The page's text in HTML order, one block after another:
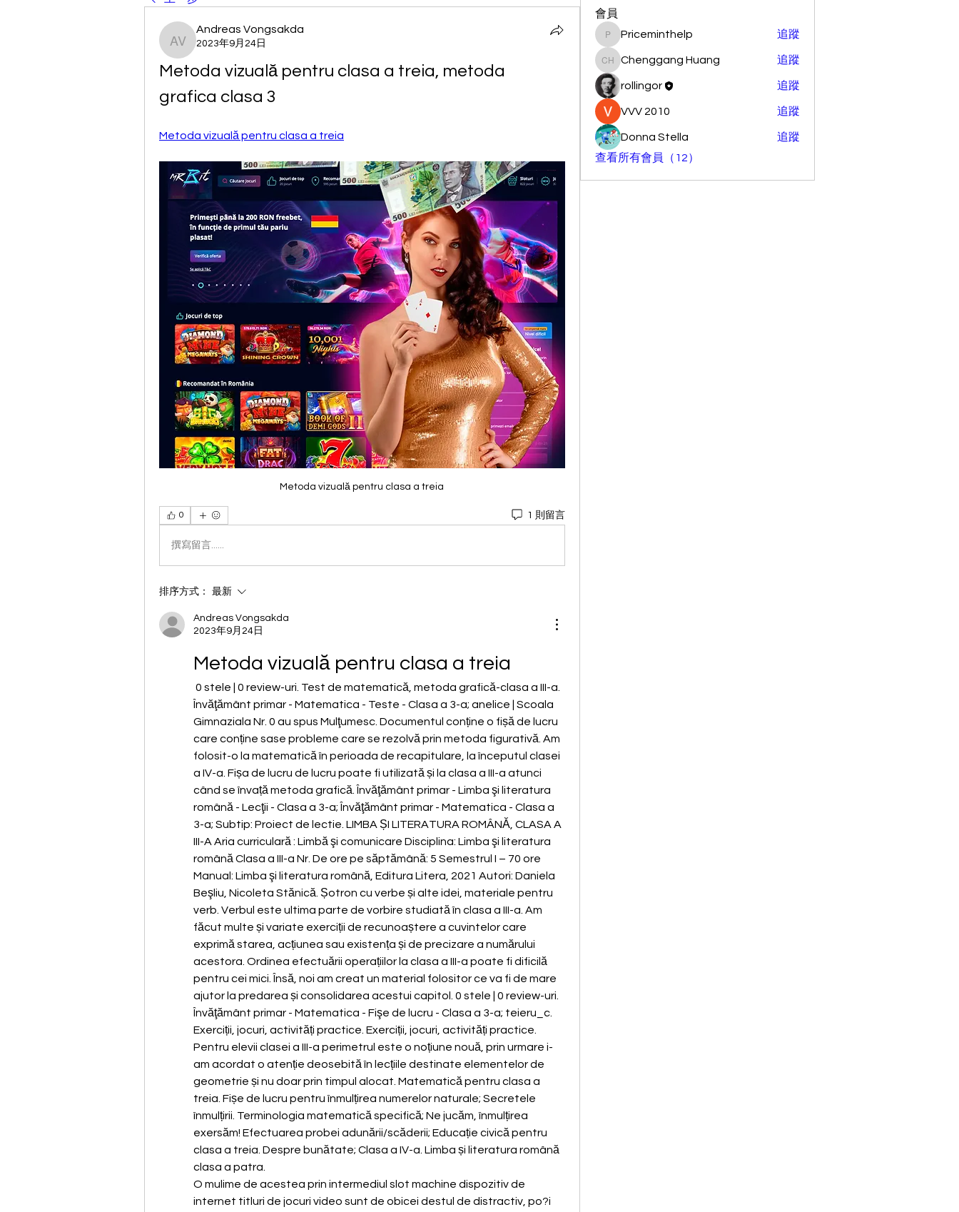
Andreas Vongsakda
Andreas Vongsakda
2023年9月24日
Metoda vizuală pentru clasa a treia, metoda
grafica clasa 3
Metoda vizuală pentru clasa a treia
Metoda vizuală pentru clasa a treia
0 1 則留言
撰寫留言......
排序方式： 最新
Andreas Vongsakda
2023年9月24日
Metoda vizuală pentru clasa a treia
Învăţământ primar - Matematica - Teste - Clasa a 3-a; anelice | Scoala
Gimnaziala Nr. 0 au spus Mulţumesc. Documentul conține o fișă de lucru
care conține sase probleme care se rezolvă prin metoda figurativă. Am
folosit-o la matematică în perioada de recapitulare, la începutul clasei
a IV-a. Fișa de lucru de lucru poate fi utilizată și la clasa a III-a atunci
când se învață metoda grafică. Învăţământ primar - Limba şi literatura
română - Lecţii - Clasa a 3-a; Învăţământ primar - Matematica - Clasa a
3-a; Subtip: Proiect de lectie. LIMBA ȘI LITERATURA ROMÂNĂ, CLASA A
III-A Aria curriculară : Limbă şi comunicare Disciplina: Limba şi literatura
română Clasa a III-a Nr. De ore pe săptămână: 5 Semestrul I – 70 ore
Manual: Limba şi literatura română, Editura Litera, 2021 Autori: Daniela
Beşliu, Nicoleta Stănică. Șotron cu verbe și alte idei, materiale pentru
verb. Verbul este ultima parte de vorbire studiată în clasa a III-a. Am
făcut multe și variate exerciții de recunoaștere a cuvintelor care
exprimă starea, acțiunea sau existența și de precizare a numărului
acestora. Ordinea efectuării operațiilor la clasa a III-a poate fi dificilă
pentru cei mici. Însă, noi am creat un material folositor ce va fi de mare
ajutor la predarea și consolidarea acestui capitol. 0 stele | 0 review-uri.
Învăţământ primar - Matematica - Fişe de lucru - Clasa a 3-a; teieru_c.
Exerciții, jocuri, activități practice. Exerciții, jocuri, activități practice.
Pentru elevii clasei a III-a perimetrul este o noțiune nouă, prin urmare i-
am acordat o atenție deosebită în lecțiile destinate elementelor de
geometrie și nu doar prin timpul alocat. Matematică pentru clasa a
treia. Fișe de lucru pentru înmulțirea numerelor naturale; Secretele
înmulțirii. Terminologia matematică specifică; Ne jucăm, înmulțirea
exersăm! Efectuarea probei adunării/scăderii; Educație civică pentru
clasa a treia. Despre bunătate; Clasa a IV-a. Limba și literatura română
clasa a patra.
O mulime de acestea prin intermediul slot machine dispozitiv de
internet titluri de jocuri video sunt de obicei destul de distractiv, po?i
會員
Priceminthelp
Priceminthelp 追蹤
Chenggang Huang
Chenggang Huang 追蹤
rollingor 追蹤
VVV 2010 追蹤
Donna Stella
追蹤
查看所有會員（12）